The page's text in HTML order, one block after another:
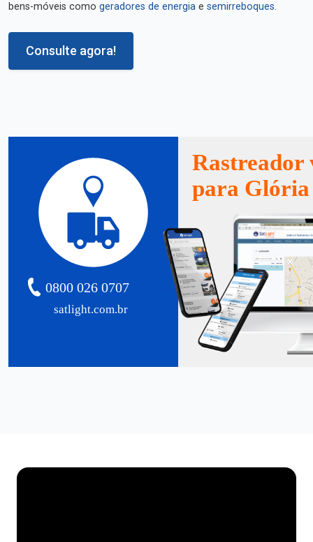
bens-móveis como geradores de energia e semirreboques.
Consulte agora!
satlight.com.br
0800 026 0707
Rastreador
para Glória